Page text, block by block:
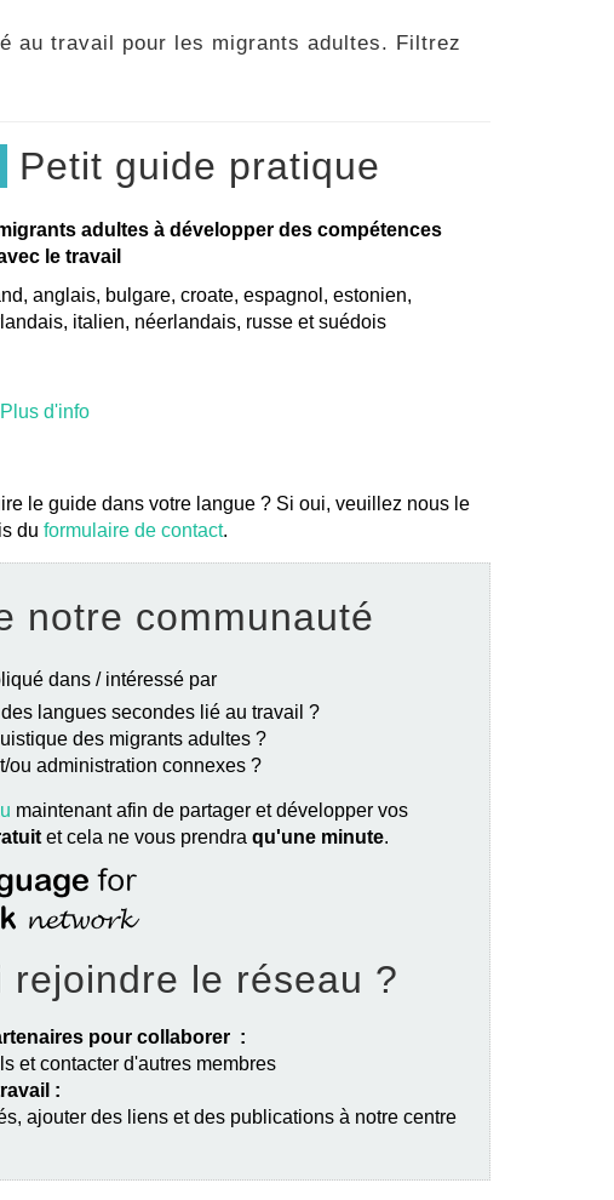
au travail pour les migrants adultes. Filtrez
Petit guide pratique
adultes à développer des compétences
le travail
anglais, bulgare, croate, espagnol, estonien,
italien, néerlandais, russe et suédois
Plus d'info
le guide dans votre langue ? Si oui, veuillez nous le
du formulaire de contact.
notre communauté
dans / intéressé par
des langues secondes lié au travail ?
des migrants adultes ?
ou administration connexes ?
maintenant afin de partager et développer vos
et cela ne vous prendra qu'une minute.
rejoindre le réseau ?
pour collaborer :
et contacter d'autres membres
:
ajouter des liens et des publications à notre centre